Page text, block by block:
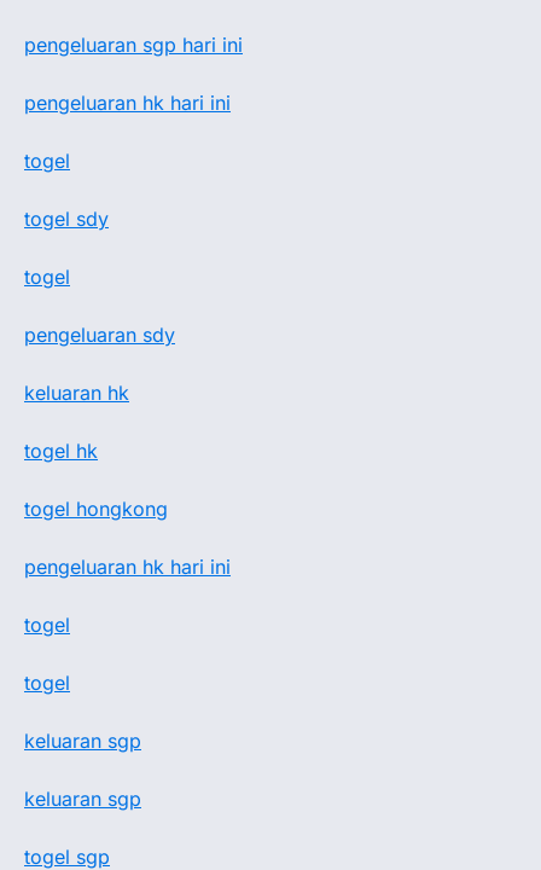
pengeluaran sgp hari ini
pengeluaran hk hari ini
togel
togel sdy
togel
pengeluaran sdy
keluaran hk
togel hk
togel hongkong
pengeluaran hk hari ini
togel
togel
keluaran sgp
keluaran sgp
togel sgp